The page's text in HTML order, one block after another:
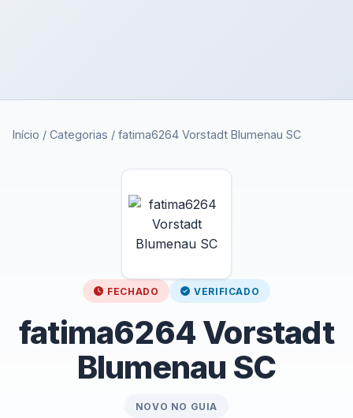
Início / Categorias / fatima6264 Vorstadt Blumenau SC
FECHADO VERIFICADO
fatima6264 Vorstadt
Blumenau SC
NOVO NO GUIA